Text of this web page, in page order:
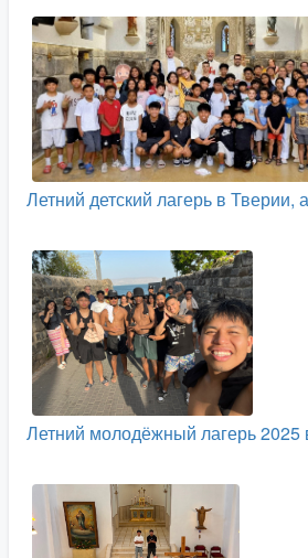
Летний детский лагерь в Тверии,
Летний молодёжный лагерь 2025